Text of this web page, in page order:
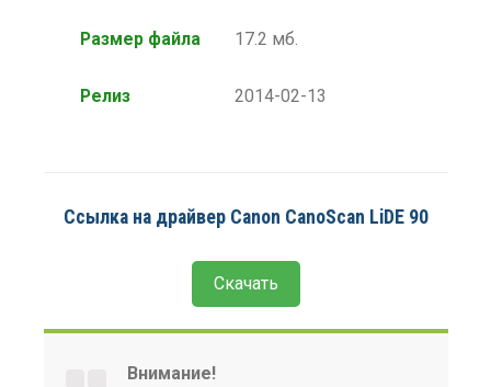
Размер файла 17.2 мб.
Релиз 2014-02-13
Ссылка на драйвер Canon CanoScan LiDE 90
Скачать
Внимание!